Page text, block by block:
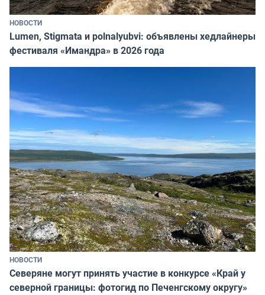
НОВОСТИ
Lumen, Stigmata и polnalyubvi: объявлены хедлайнеры
фестиваля «Имандра» в 2026 года
НОВОСТИ
Северяне могут принять участие в конкурсе «Край у
северной границы: фотогид по Печенгскому округу»